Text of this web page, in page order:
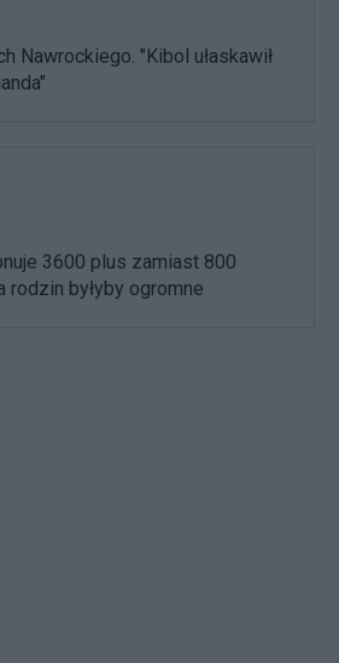
Nawrockiego. "Kibol ułaskawił
3600 plus zamiast 800
rodzin byłyby ogromne